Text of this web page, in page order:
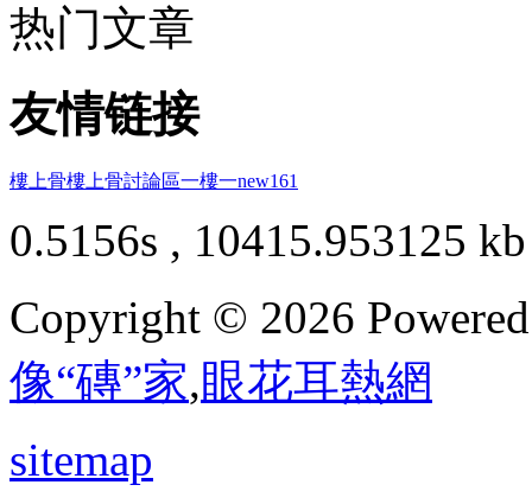
热门文章
友情链接
樓上骨樓上骨討論區一樓一new161
0.5156s , 10415.953125 kb
Copyright © 2026
像“磚”家,眼花耳熱網
sitemap